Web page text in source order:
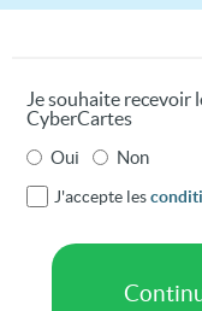
Je souhaite recevoir
CyberCartes
Oui Non
J'accepte les